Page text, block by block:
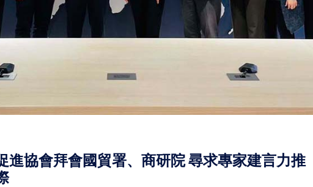
進協會拜會國貿署、商研院 尋求專家建言力推